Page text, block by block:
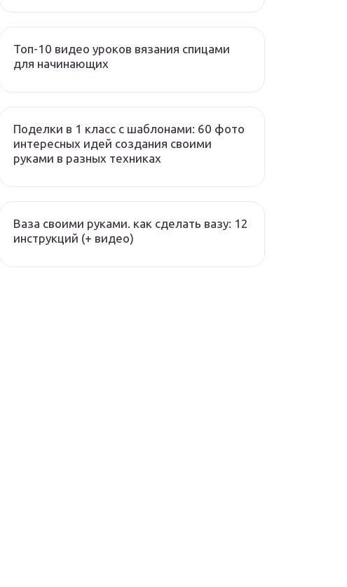
Топ-10 видео уроков вязания спицами
для начинающих
Поделки в 1 класс с шаблонами: 60 фото
интересных идей создания своими
руками в разных техниках
Ваза своими руками. как сделать вазу: 12
инструкций (+ видео)